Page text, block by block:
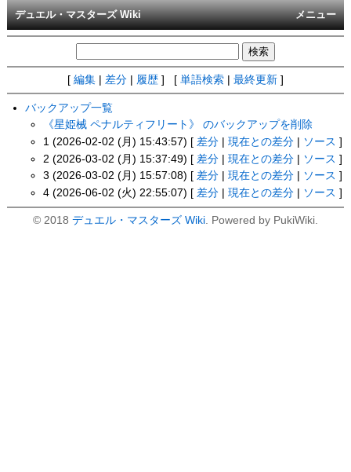
メニュー
デュエル・マスターズ Wiki
[ 編集 差分 履歴 ] [ 単語検索 最終更新 ]
バックアップ一覧
《星姫械 ペナルティフリート》 のバックアップを削除
1 (2026-02-02 (月) 15:43:57) [ 差分 |現在との差分 ソース ]
2 (2026-03-02 (月) 15:37:49) [ 差分 |現在との差分 ソース ]
3 (2026-03-02 (月) 15:57:08) [ 差分 |現在との差分 ソース ]
4 (2026-06-02 (火) 22:55:07) [ 差分 |現在との差分 ソース ]
© 2018 デュエル・マスターズ Wiki . Powered by PukiWiki.